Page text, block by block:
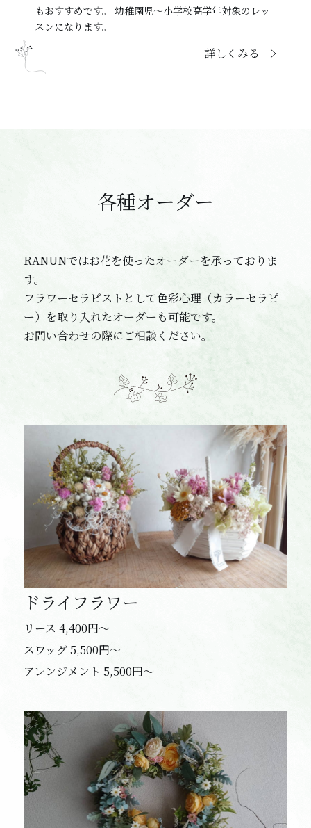
もおすすめです。 幼稚園児～小学校高学年対象のレッ
スンになります。
詳しくみる
各種オーダー
RANUNではお花を使ったオーダーを承っておりま
す。
フラワーセラピストとして色彩心理（カラーセラピ
ー）を取り入れたオーダーも可能です。
お問い合わせの際にご相談ください。
ドライフラワー
リース 4,400円〜
スワッグ 5,500円〜
アレンジメント 5,500円〜